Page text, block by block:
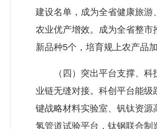
建设名单，成为全省健康旅
农业优产增效。成为全省整市
新品种5个，培育规上农产品
（四）突出平台支撑、科技
业链无缝对接。科创平台能
键战略材料实验室、钒钛资
氢管道试验平台，钛钢联合